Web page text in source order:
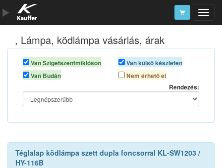
Szerszámkatalógus
Kosár
Alkatrészek
, Lámpa, ködlámpa vásárlás, árak
Van Szigetszentmiklóson
Van Budán
Van külső készleten
Nem érhető el
Rendezés:
Téglalap ködlámpa szett dupla foncsorral KL-SW1203 /
HY-116B